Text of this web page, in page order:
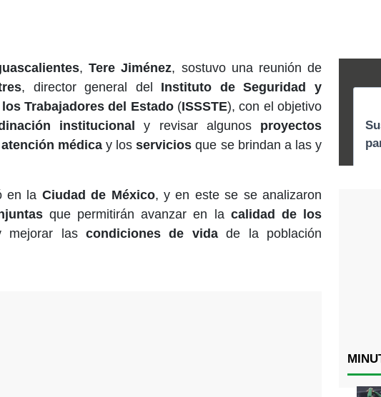
,Tere Jiménez, sostuvo una reunión de
, director general del Instituto de Seguridad y
Trabajadores del Estado(ISSSTE), con el objetivo
institucional y revisar algunos proyectos
atención médica y losservicios que se brindan a las y
en la Ciudad de México, y en este se se analizaron
que permitirán avanzar en la calidad de los
mejorar las condiciones de vidade la población